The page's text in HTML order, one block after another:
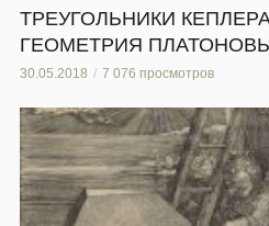
ТРЕУГОЛЬНИКИ
ГЕОМЕТРИЯ
30.05.2018 7 076 просмотров